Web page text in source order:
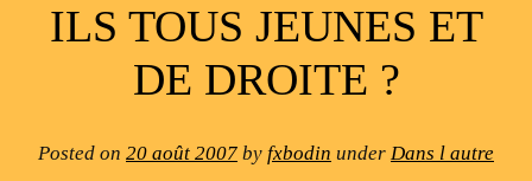
ILS TOUS JEUNES ET
DE DROITE ?
Posted on 20 août 2007 by fxbodin under Dans l autre